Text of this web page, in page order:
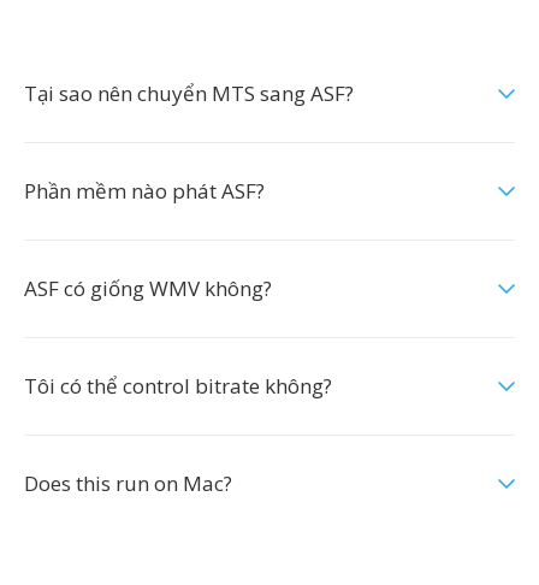
Tại sao nên chuyển MTS sang ASF?
Phần mềm nào phát ASF?
ASF có giống WMV không?
Tôi có thể control bitrate không?
Does this run on Mac?